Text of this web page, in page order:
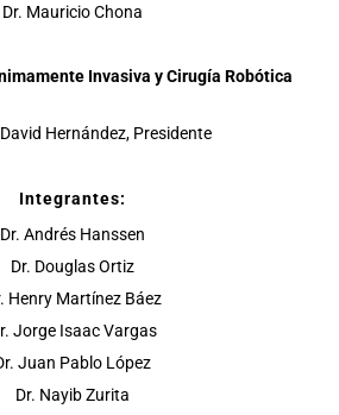
Dr. Mauricio Chona
Invasiva y Cirugía Robótica
Hernández, Presidente
Integrantes:
Dr. Andrés Hanssen
Dr. Douglas Ortiz
Henry Martínez Báez
Jorge Isaac Vargas
Juan Pablo López
Dr. Nayib Zurita